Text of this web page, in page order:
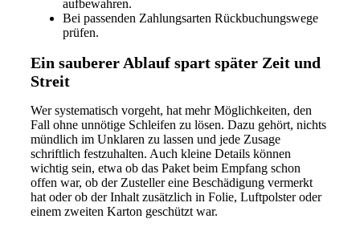
aufbewahren.
Bei passenden Zahlungsarten Rückbuchungswege
prüfen.
Ein sauberer Ablauf spart später Zeit und
Streit
Wer systematisch vorgeht, hat mehr Möglichkeiten, den
Fall ohne unnötige Schleifen zu lösen. Dazu gehört, nichts
mündlich im Unklaren zu lassen und jede Zusage
schriftlich festzuhalten. Auch kleine Details können
wichtig sein, etwa ob das Paket beim Empfang schon
offen war, ob der Zusteller eine Beschädigung vermerkt
hat oder ob der Inhalt zusätzlich in Folie, Luftpolster oder
einem zweiten Karton geschützt war.